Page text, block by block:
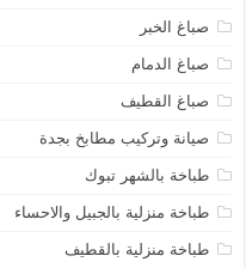
صباغ الخبر
صباغ الدمام
صباغ القطيف
صيانة وتركيب مطابخ بجدة
طباخة بالشهر تبوك
طباخة منزلية بالجبيل والاحساء
طباخة منزلية بالقطيف